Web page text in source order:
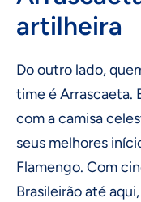
artilheira
Do outro lado,
time é Arrascaeta.
com a camisa
seus melhores
Flamengo. Com
Brasileirão até